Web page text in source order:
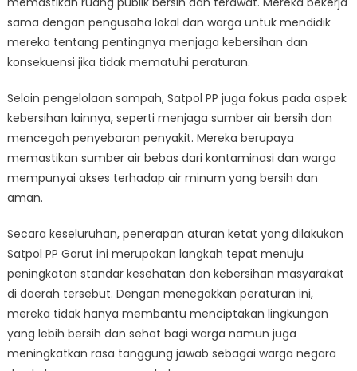
sama dengan pengusaha lokal dan warga untuk mendidik
mereka tentang pentingnya menjaga kebersihan dan
konsekuensi jika tidak mematuhi peraturan.
Selain pengelolaan sampah, Satpol PP juga fokus pada aspek
kebersihan lainnya, seperti menjaga sumber air bersih dan
mencegah penyebaran penyakit. Mereka berupaya
memastikan sumber air bebas dari kontaminasi dan warga
mempunyai akses terhadap air minum yang bersih dan
aman.
Secara keseluruhan, penerapan aturan ketat yang dilakukan
Satpol PP Garut ini merupakan langkah tepat menuju
peningkatan standar kesehatan dan kebersihan masyarakat
di daerah tersebut. Dengan menegakkan peraturan ini,
mereka tidak hanya membantu menciptakan lingkungan
yang lebih bersih dan sehat bagi warga namun juga
meningkatkan rasa tanggung jawab sebagai warga negara